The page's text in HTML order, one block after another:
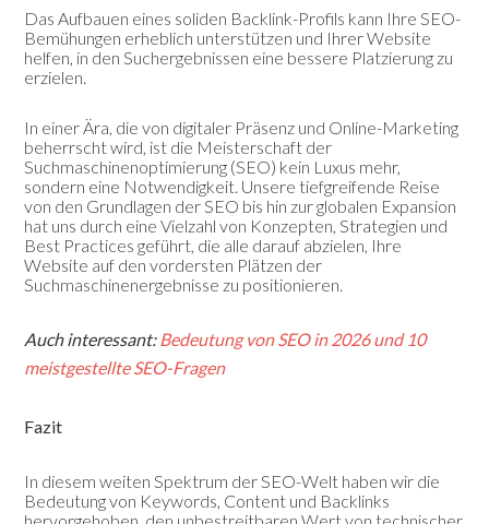
Das Aufbauen eines soliden Backlink-Profils kann Ihre SEO-
Bemühungen erheblich unterstützen und Ihrer Website
helfen, in den Suchergebnissen eine bessere Platzierung zu
erzielen.
In einer Ära, die von digitaler Präsenz und Online-Marketing
beherrscht wird, ist die Meisterschaft der
Suchmaschinenoptimierung (SEO) kein Luxus mehr,
sondern eine Notwendigkeit. Unsere tiefgreifende Reise
von den Grundlagen der SEO bis hin zur globalen Expansion
hat uns durch eine Vielzahl von Konzepten, Strategien und
Best Practices geführt, die alle darauf abzielen, Ihre
Website auf den vordersten Plätzen der
Suchmaschinenergebnisse zu positionieren.
Auch interessant:Bedeutung von SEO in 2026 und 10
meistgestellte SEO-Fragen
Fazit
In diesem weiten Spektrum der SEO-Welt haben wir die
Bedeutung von Keywords, Content und Backlinks